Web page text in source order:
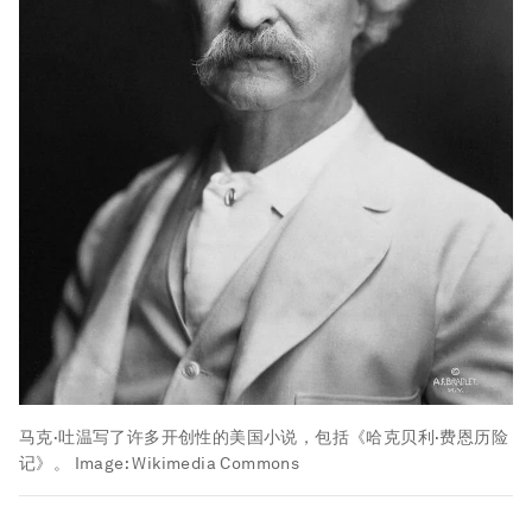
马克·吐温写了许多开创性的美国小说，包括《哈克贝利·费恩历险
记》。
Image:Wikimedia Commons